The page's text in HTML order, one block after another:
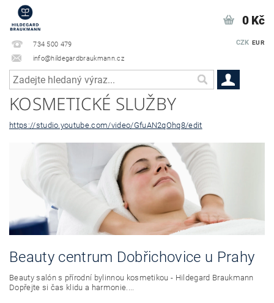
734 500 479
info@hildegardbraukmann.cz
CZK EUR
0 Kč
KOSMETICKÉ SLUŽBY
https://studio.youtube.com/video/GfuAN2qOhq8/edit
Beauty centrum Dobřichovice u Prahy
Beauty salón s přírodní bylinnou kosmetikou - Hildegard Braukmann
Dopřejte si čas klidu a harmonie....